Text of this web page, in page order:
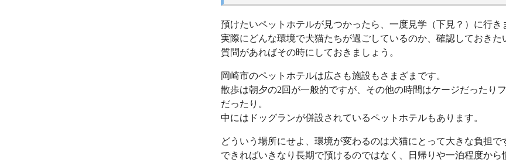
預けたいペットホテルが見つかったら、一度見学（下見？）に行き
実際にどんな環境で犬猫たちが過ごしているのか、確認しておきた
質問があればその時にしておきましょう。
岡崎市のペットホテルは広さも施設もさまざまです。
散歩は朝夕の2回が一般的ですが、その他の時間はケージだったり
だったり。
中にはドッグランが併設されているペットホテルもあります。
どういう場所にせよ、環境が変わるのは犬猫にとって大きな負担で
できればいきなり長期で預けるのではなく、日帰りや一泊程度から